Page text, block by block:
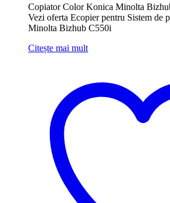
Copiator Color Konica Minolta
Vezi oferta Ecopier pentru Sistem de
Minolta Bizhub C550i
Citește mai mult